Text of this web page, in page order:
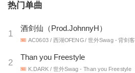
热门单曲
1
酒剑仙（Prod.JohnnyH）
AC0603 / 西湖OFENG / 世外Swag - 背剑客
2
Than you Freestyle
K.DARK / 世外Swag - Than you Freestyle